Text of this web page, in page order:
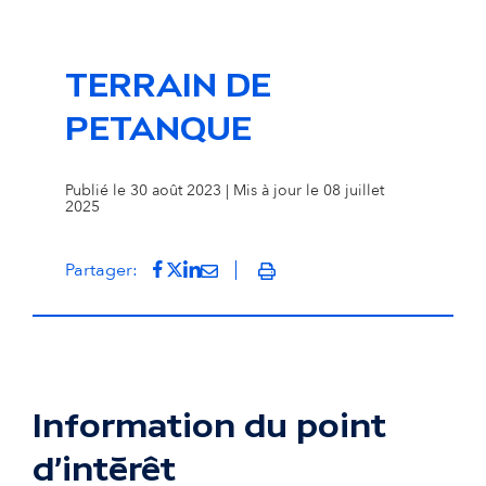
TERRAIN DE
PETANQUE
Publié le 30 août 2023 | Mis à jour le 08 juillet
2025
Partager: Partager sur Facebook
(s'ouvre dans un nouvel onglet)
Partager sur Twitter
(s'ouvre dans un nouvel onglet)
Partager sur LinkedIn
(s'ouvre dans un nouvel onglet)
Partager par mail
(s'ouvre dans un nouvel
Imprimer
Information du point
d'intérêt